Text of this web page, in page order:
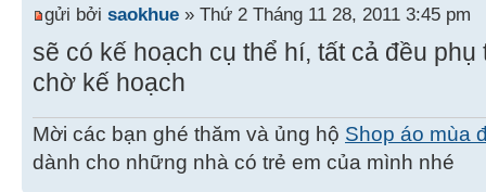
gửi bởi saokhue » Thứ 2 Tháng 11 28, 2011 3:45 pm
sẽ có kế hoạch cụ thể hí, tất cả đều
chờ kế hoạch
Mời các bạn ghé thăm và ủng hộ Shop áo mùa
dành cho những nhà có trẻ em của mình nhé